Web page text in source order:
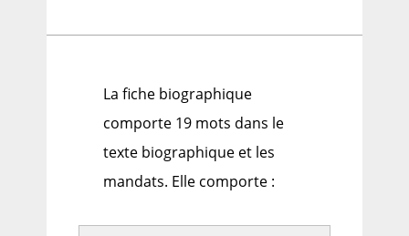
La fiche biographique
comporte 19 mots dans le
texte biographique et les
mandats. Elle comporte :